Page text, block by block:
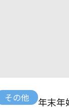
その他 年末年